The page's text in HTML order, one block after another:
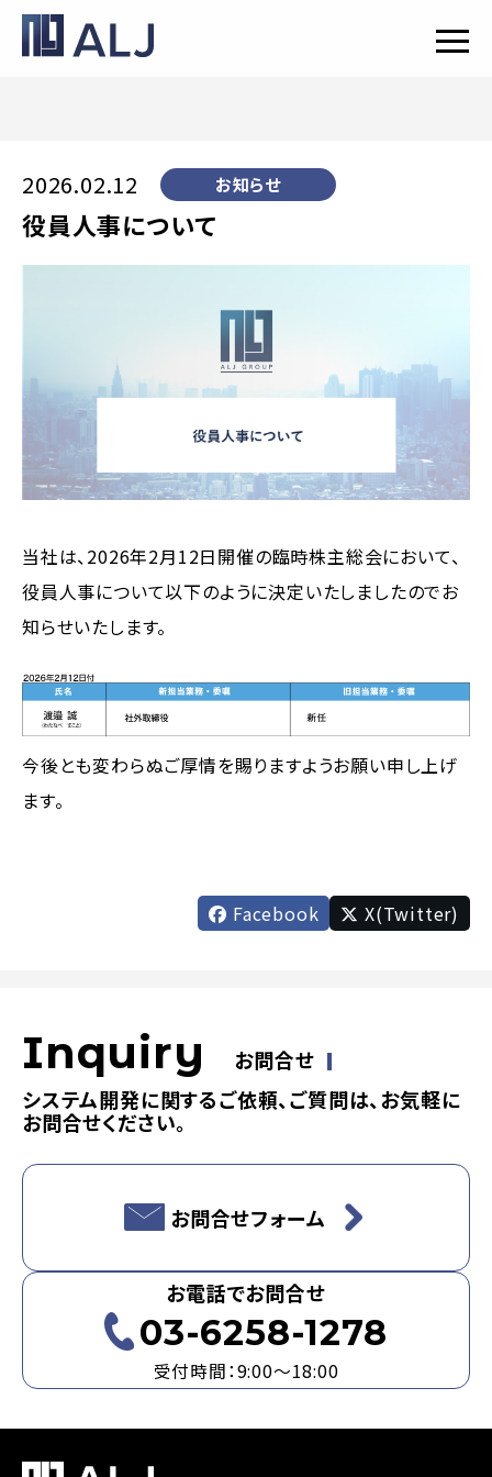
2026.02.12 お知らせ
役員人事について
当社は、2026年2月12日開催の臨時株主総会において、
役員人事について以下のように決定いたしましたのでお
知らせいたします。
今後とも変わらぬご厚情を賜りますようお願い申し上げ
ます。
Facebook X(Twitter)
Inquiry
お問合せ
システム開発に関するご依頼、ご質問は、お気軽に
お問合せください。
お問合せフォーム
お電話でお問合せ
03-6258-1278
受付時間：9:00～18:00